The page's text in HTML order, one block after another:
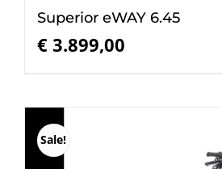
Superior eWAY 6.45
€ 3.899,00
Sale!